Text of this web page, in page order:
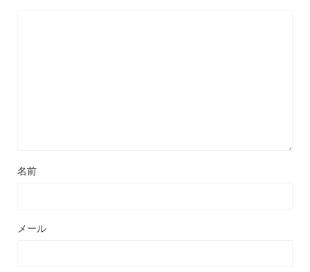
名前
メール